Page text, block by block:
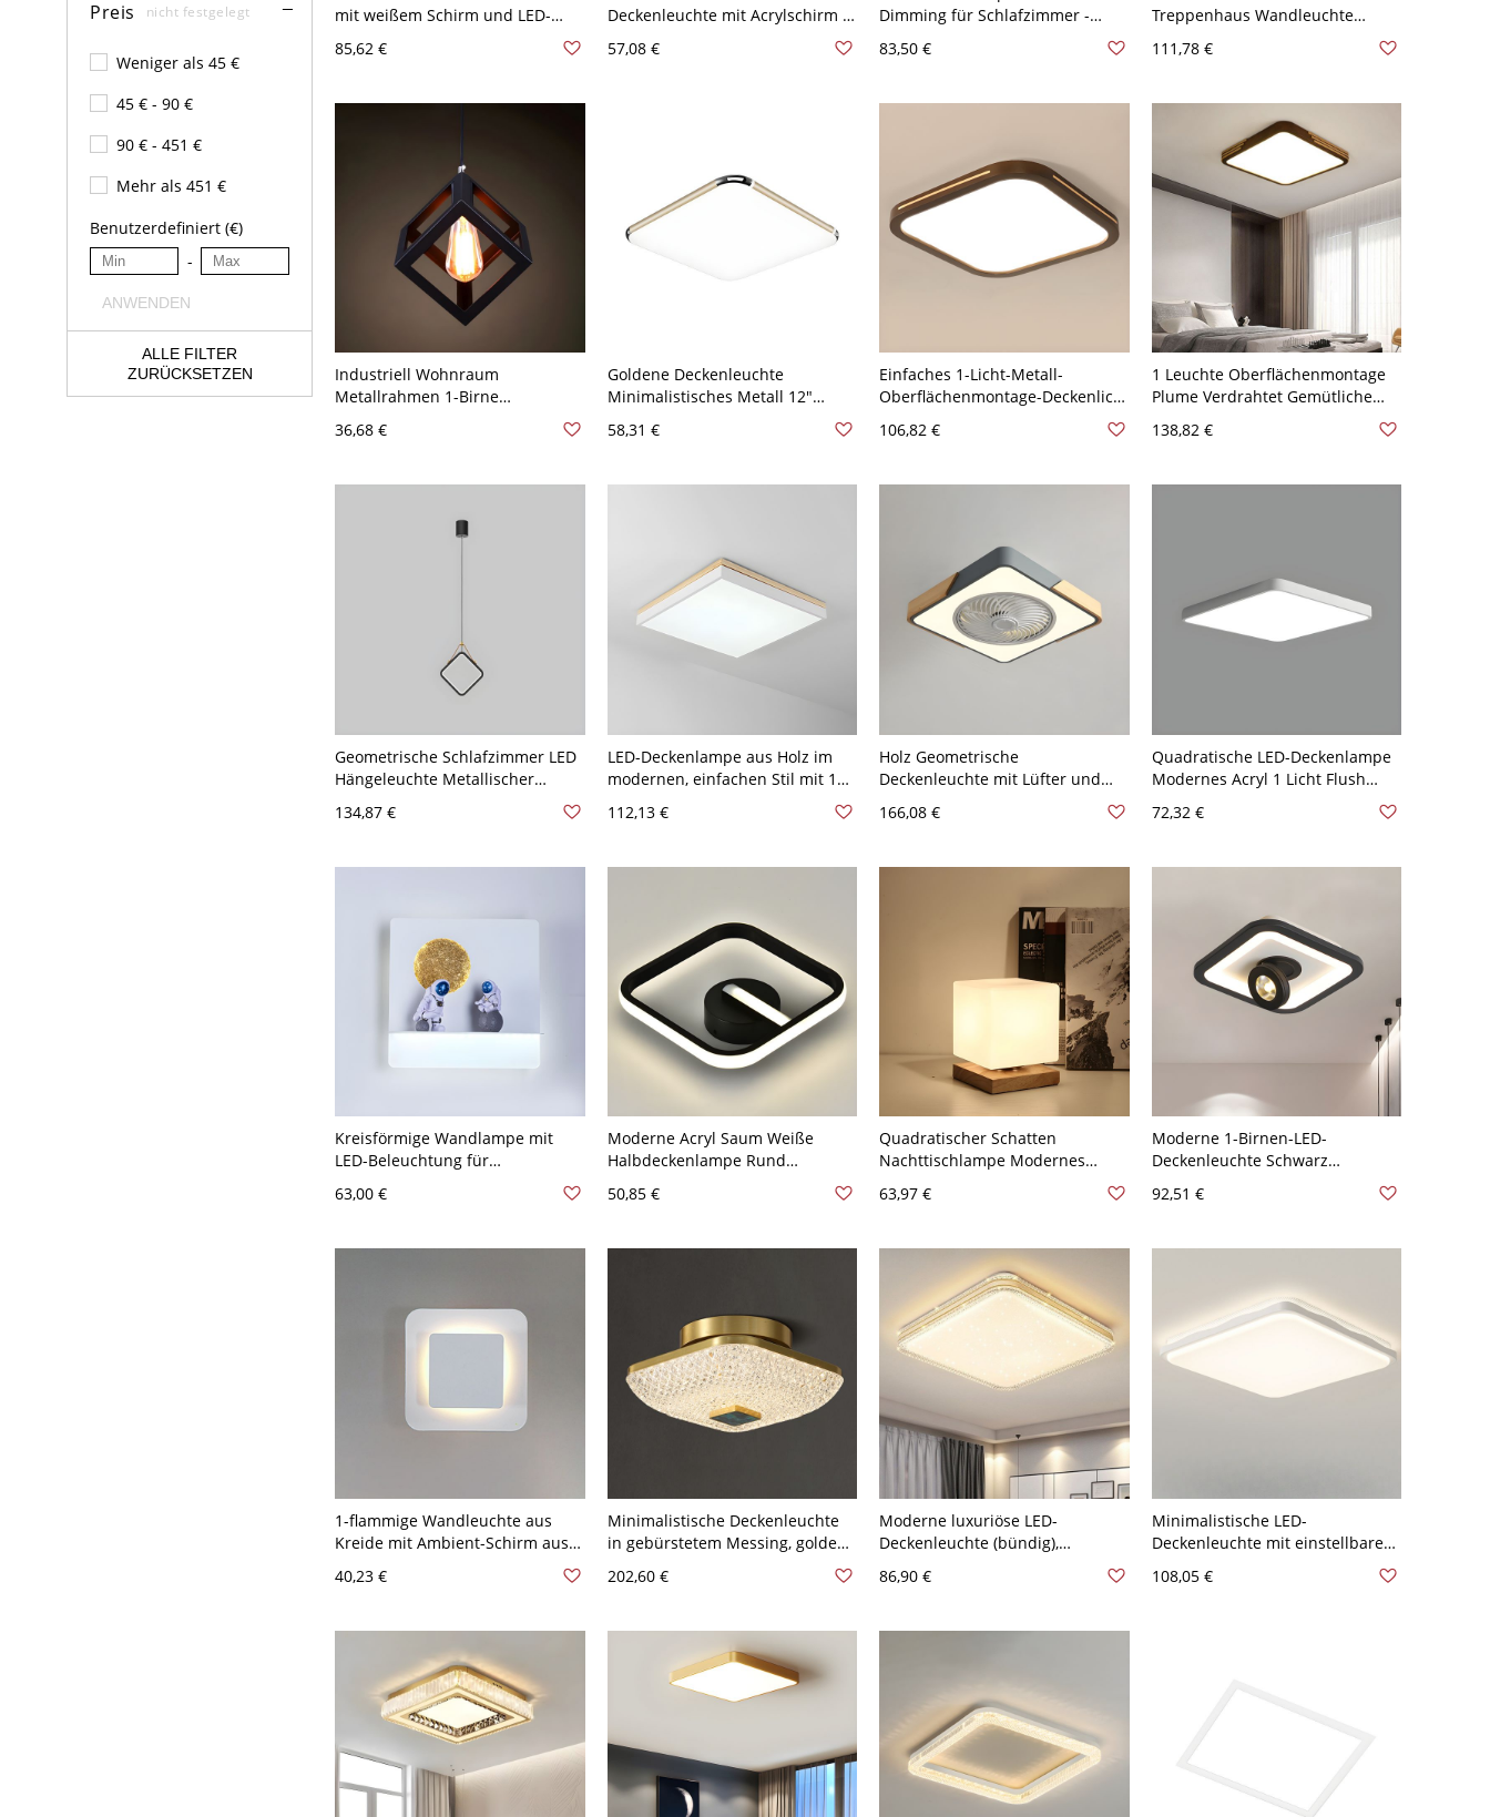
Preis nicht festgelegt
Weniger als 45 €
45 € - 90 €
90 € - 451 €
Mehr als 451 €
Benutzerdefiniert (€)
-
ANWENDEN
ALLE FILTER
ZURÜCKSETZEN
mit weißem Schirm und LED-
Weißlicht
85,62 €
Deckenleuchte mit Acrylschirm -
110V-120V Weißlicht
57,08 €
Dimming für Schlafzimmer -
83,50 €
Treppenhaus Wandleuchte
Weißes Glas Schirm Einfachheit
Holz Wandlampe - 110V-120V
111,78 €
Industriell Wohnraum
Metallrahmen 1-Birne
Pendellampe - 110V-120V
36,68 €
Goldene Deckenleuchte
Minimalistisches Metall 12"
58,31 €
Einfaches 1-Licht-Metall-
Oberflächenmontage-Deckenlicht
Direktverdrahtet, 110V-120V, 16",
(Warm/Weiß/Neutrales Licht
106,82 €
1 Leuchte Oberflächenmontage
Plume Verdrahtet Gemütliche
Polymethylmethacrylat (PMMA)
120V, 20", quadratisch
138,82 €
Geometrische Schlafzimmer LED
Hängeleuchte Metallischer
Minimalistischer Pendelleuchte
in Schwarz - 110V-120V Quadrat
134,87 €
LED-Deckenlampe aus Holz im
modernen, einfachen Stil mit 1
Quadrat 110V-120V Weißlicht
112,13 €
Holz Geometrische
Deckenleuchte mit Lüfter und
nordischen Stil - 110V-120V Grau
166,08 €
Quadratische LED-Deckenlampe
Modernes Acryl 1 Licht Flush
Mount für Schlafzimmer - Weiß
110V-120V 30,48 cm Weißlicht
72,32 €
Kreisförmige Wandlampe mit
LED-Beleuchtung für
künstlerischem Metall und
Weiß Weißlicht Quadrat
63,00 €
Moderne Acryl Saum Weiße
Halbdeckenlampe Rund
Schwarzer Baldachin LED 1-Licht
Deckenleuchte - Schwarz 110V-
50,85 €
Quadratischer Schatten
Nachttischlampe Modernes
Schreibtischlampe für
63,97 €
Moderne 1-Birnen-LED-
Deckenleuchte Schwarz
Beleuchtung mit Acrylschirm,
92,51 €
1-flammige Wandleuchte aus
Kreide mit Ambient-Schirm aus
110V-120V Warm Quadrat
40,23 €
Minimalistische Deckenleuchte
in gebürstetem Messing, goldene
Glasschirm - 1 110V-120V
202,60 €
Moderne luxuriöse LED-
Deckenleuchte (bündig),
Diffusor mit strukturierter
50,8 cm Dreistufiges Dimmen
86,90 €
Minimalistische LED-
Deckenleuchte mit einstellbarer
Mesh-Design - 110V-120V
108,05 €